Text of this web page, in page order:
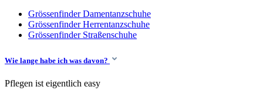
Grössenfinder Damentanzschuhe
Grössenfinder Herrentanzschuhe
Grössenfinder Straßenschuhe
Wie lange habe ich was davon?
Pflegen ist eigentlich easy